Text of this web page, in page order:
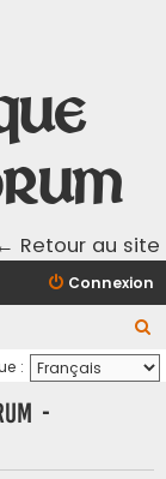
Retour au site
Connexion
e
c
:
-